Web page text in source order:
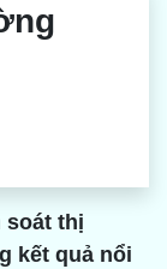
soát thị
kết quả nổi